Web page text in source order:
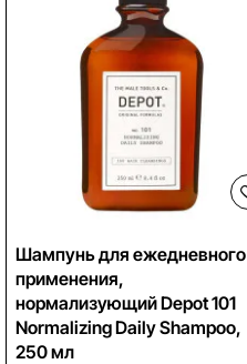
Шампунь для ежедневного
применения,
нормализующий Depot 101
Normalizing Daily Shampoo,
250 мл